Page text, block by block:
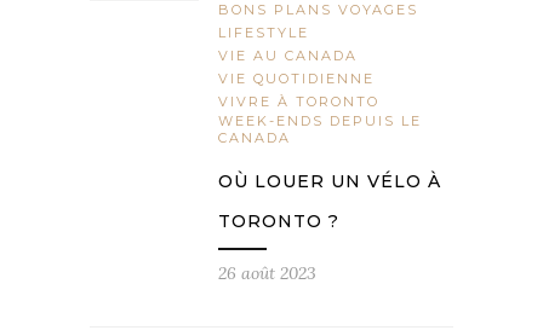
BONS PLANS VOYAGES
LIFESTYLE
VIE AU CANADA
VIE QUOTIDIENNE
VIVRE À TORONTO
WEEK-ENDS DEPUIS LE
CANADA
OÙ LOUER UN VÉLO À
TORONTO ?
26 août 2023